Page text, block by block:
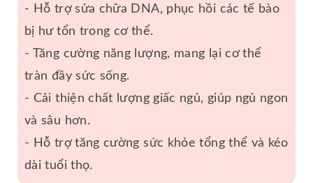
- Hỗ trợ sửa chữa DNA, phục hồi các tế bào
bị hư tổn trong cơ thể.
- Tăng cường năng lượng, mang lại cơ thể
tràn đầy sức sống.
- Cải thiện chất lượng giấc ngủ, giúp ngủ ngon
và sâu hơn.
- Hỗ trợ tăng cường sức khỏe tổng thể và kéo
dài tuổi thọ.